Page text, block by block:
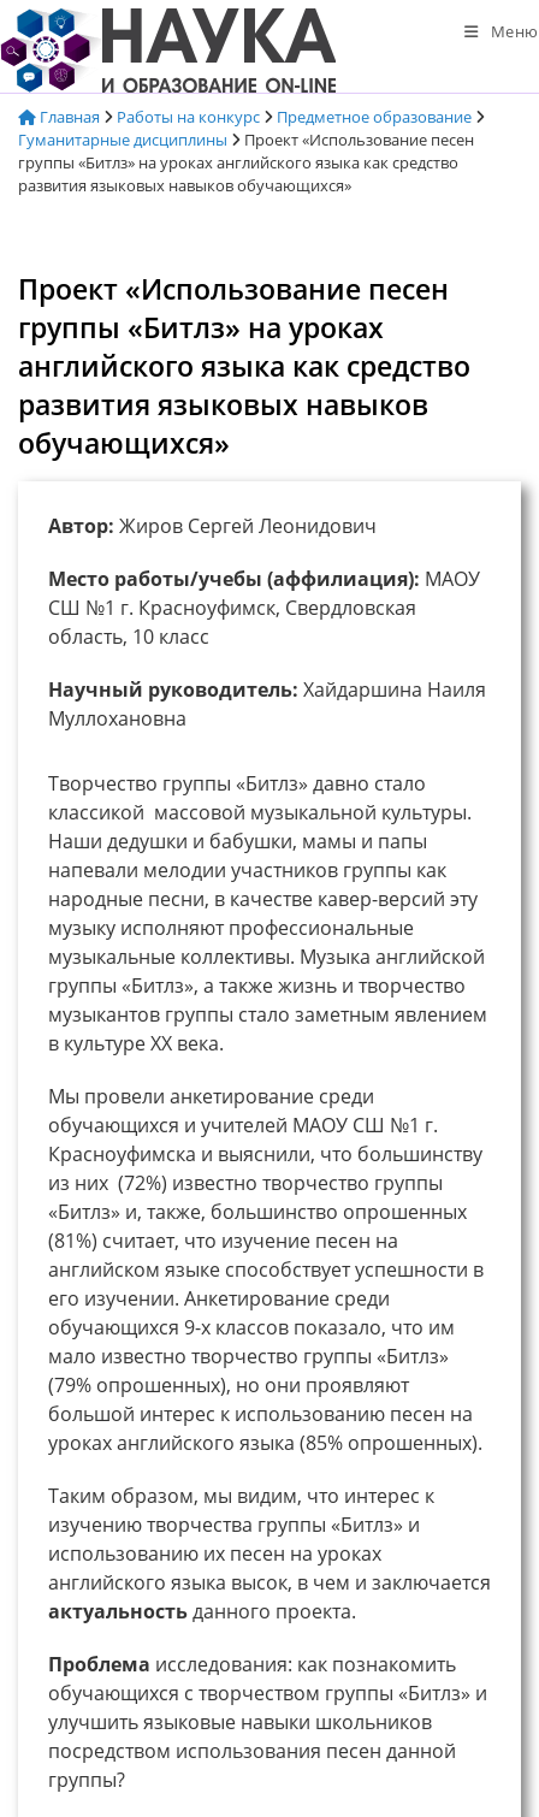
Перейти
к
содержимому
Меню
Главная Работы на конкурс
Предметное образование
Гуманитарные дисциплины
Проект «Использование песен
группы «Битлз» на уроках английского языка как средство
развития языковых навыков обучающихся»
Проект «Использование песен
группы «Битлз» на уроках
английского языка как средство
развития языковых навыков
обучающихся»
Автор: Жиров Сергей Леонидович
Место работы/учебы (аффилиация): МАОУ
СШ №1 г. Красноуфимск, Свердловская
область, 10 класс
Научный руководитель: Хайдаршина Наиля
Муллохановна
Творчество группы «Битлз» давно стало
классикой массовой музыкальной культуры.
Наши дедушки и бабушки, мамы и папы
напевали мелодии участников группы как
народные песни, в качестве кавер-версий эту
музыку исполняют профессиональные
музыкальные коллективы. Музыка английской
группы «Битлз», а также жизнь и творчество
музыкантов группы стало заметным явлением
в культуре XX века.
Мы провели анкетирование среди
обучающихся и учителей МАОУ СШ №1 г.
Красноуфимска и выяснили, что большинству
из них (72%) известно творчество группы
«Битлз» и, также, большинство опрошенных
(81%) считает, что изучение песен на
английском языке способствует успешности в
его изучении. Анкетирование среди
обучающихся 9-х классов показало, что им
мало известно творчество группы «Битлз»
(79% опрошенных), но они проявляют
большой интерес к использованию песен на
уроках английского языка (85% опрошенных).
Таким образом, мы видим, что интерес к
изучению творчества группы «Битлз» и
использованию их песен на уроках
английского языка высок, в чем и заключается
актуальностьданного проекта.
Проблема исследования: как познакомить
обучающихся с творчеством группы «Битлз» и
улучшить языковые навыки школьников
посредством использования песен данной
группы?